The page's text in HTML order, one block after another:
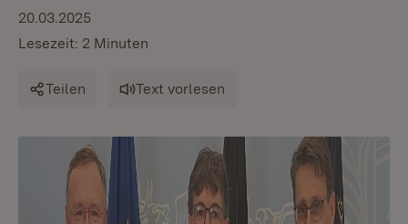
20.03.2025
Lesezeit: 2 Minuten
Teilen Text vorlesen